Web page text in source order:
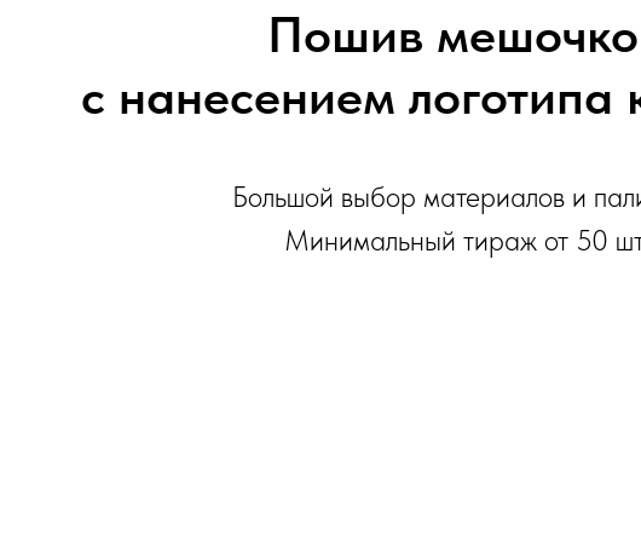
Пошив
с нанесением логотипа
Большой выбор материалов и
Минимальный тираж от 50